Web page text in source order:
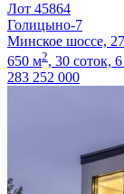
Лот 45864
Голицыно-7
Минское шоссе,
650 м2, 30 соток,
283 252 000